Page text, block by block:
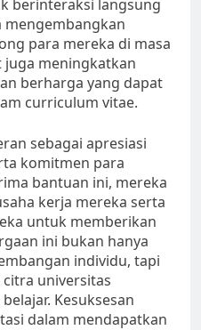
berinteraksi langsung
para mereka di masa
juga meningkatkan
berharga yang dapat
curriculum vitae.
sebagai apresiasi
komitmen para
bantuan ini, mereka
kerja mereka serta
untuk memberikan
ini bukan hanya
individu, tapi
universitas
Kesuksesan
dalam mendapatkan